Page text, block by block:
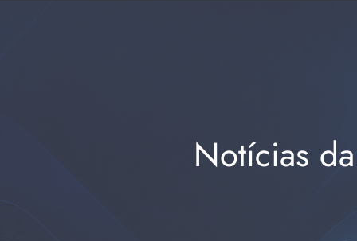
Notícias